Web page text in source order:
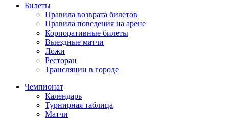
Билеты
Правила возврата билетов
Правила поведения на арене
Корпоративные билеты
Выездные матчи
Ложи
Ресторан
Трансляции в городе
Чемпионат
Календарь
Турнирная таблица
Матчи